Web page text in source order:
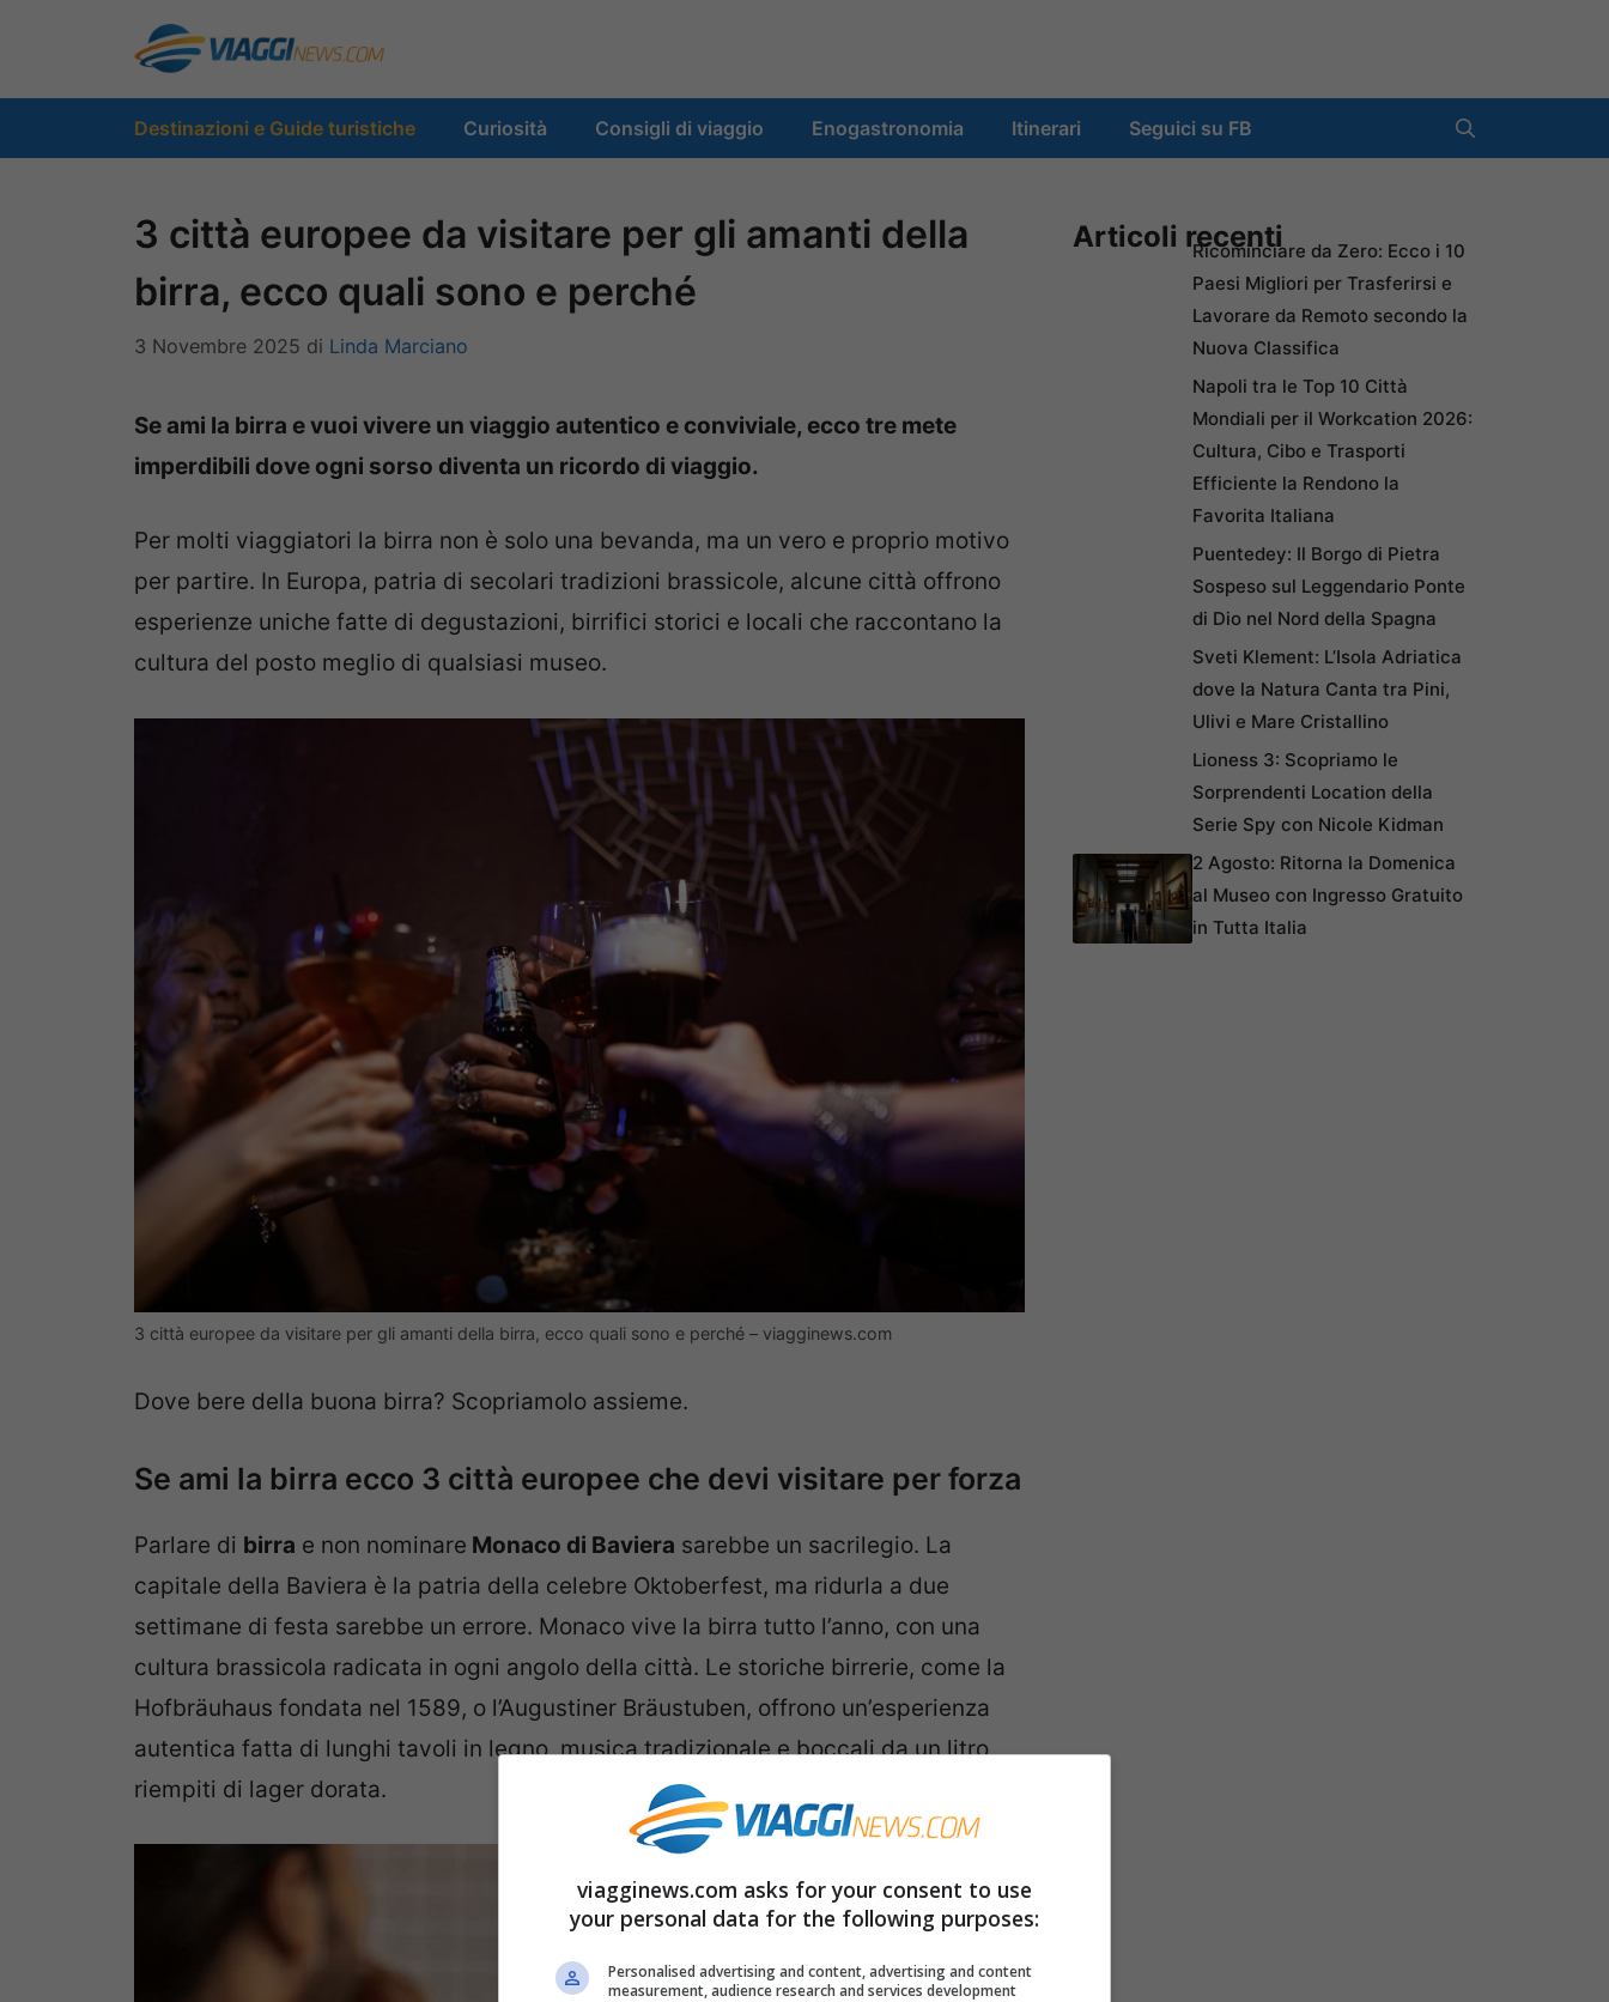
contenuto
Destinazioni e Guide turistiche Curiosità Consigli di viaggio Enogastronomia Itinerari Seguici su FB
3 città europee da visitare per gli amanti della
birra, ecco quali sono e perché
3 Novembre 2025 di Linda Marciano
Se ami la birra e vuoi vivere un viaggio autentico e conviviale, ecco tre mete
imperdibili dove ogni sorso diventa un ricordo di viaggio.
Per molti viaggiatori la birra non è solo una bevanda, ma un vero e proprio motivo
per partire. In Europa, patria di secolari tradizioni brassicole, alcune città offrono
esperienze uniche fatte di degustazioni, birrifici storici e locali che raccontano la
cultura del posto meglio di qualsiasi museo.
3 città europee da visitare per gli amanti della birra, ecco quali sono e perché – viagginews.com
Dove bere della buona birra? Scopriamolo assieme.
Se ami la birra ecco 3 città europee che devi visitare per forza
Parlare di birra e non nominare Monaco di Baviera sarebbe un sacrilegio. La
capitale della Baviera è la patria della celebre Oktoberfest, ma ridurla a due
settimane di festa sarebbe un errore. Monaco vive la birra tutto l’anno, con una
cultura brassicola radicata in ogni angolo della città. Le storiche birrerie, come la
Hofbräuhaus fondata nel 1589, o l’Augustiner Bräustuben, offrono un’esperienza
autentica fatta di lunghi tavoli in legno, musica tradizionale e boccali da un litro
riempiti di lager dorata.
Articoli recentiRicominciare da Zero: Ecco i 10
Paesi Migliori per Trasferirsi e
Lavorare da Remoto secondo la
Nuova Classifica
Napoli tra le Top 10 Città
Mondiali per il Workcation 2026:
Cultura, Cibo e Trasporti
Efficiente la Rendono la
Favorita Italiana
Puentedey: Il Borgo di Pietra
Sospeso sul Leggendario Ponte
di Dio nel Nord della Spagna
Sveti Klement: L’Isola Adriatica
dove la Natura Canta tra Pini,
Ulivi e Mare Cristallino
Lioness 3: Scopriamo le
Sorprendenti Location della
Serie Spy con Nicole Kidman
2 Agosto: Ritorna la Domenica
al Museo con Ingresso Gratuito
in Tutta Italia
viagginews.com asks for your consent to use
your personal data for the following purposes:
Personalised advertising and content, advertising and content
measurement, audience research and services development